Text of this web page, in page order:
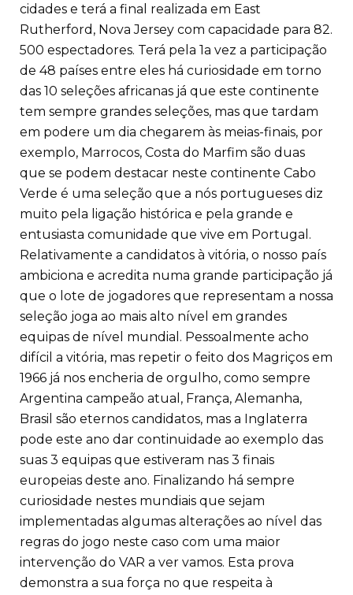
cidades e terá a final realizada em East
Rutherford, Nova Jersey com capacidade para 82.
500 espectadores. Terá pela 1a vez a participação
de 48 países entre eles há curiosidade em torno
das 10 seleções africanas já que este continente
tem sempre grandes seleções, mas que tardam
em podere um dia chegarem às meias-finais, por
exemplo, Marrocos, Costa do Marfim são duas
que se podem destacar neste continente Cabo
Verde é uma seleção que a nós portugueses diz
muito pela ligação histórica e pela grande e
entusiasta comunidade que vive em Portugal.
Relativamente a candidatos à vitória, o nosso país
ambiciona e acredita numa grande participação já
que o lote de jogadores que representam a nossa
seleção joga ao mais alto nível em grandes
equipas de nível mundial. Pessoalmente acho
difícil a vitória, mas repetir o feito dos Magriços em
1966 já nos encheria de orgulho, como sempre
Argentina campeão atual, França, Alemanha,
Brasil são eternos candidatos, mas a Inglaterra
pode este ano dar continuidade ao exemplo das
suas 3 equipas que estiveram nas 3 finais
europeias deste ano. Finalizando há sempre
curiosidade nestes mundiais que sejam
implementadas algumas alterações ao nível das
regras do jogo neste caso com uma maior
intervenção do VAR a ver vamos. Esta prova
demonstra a sua força no que respeita à